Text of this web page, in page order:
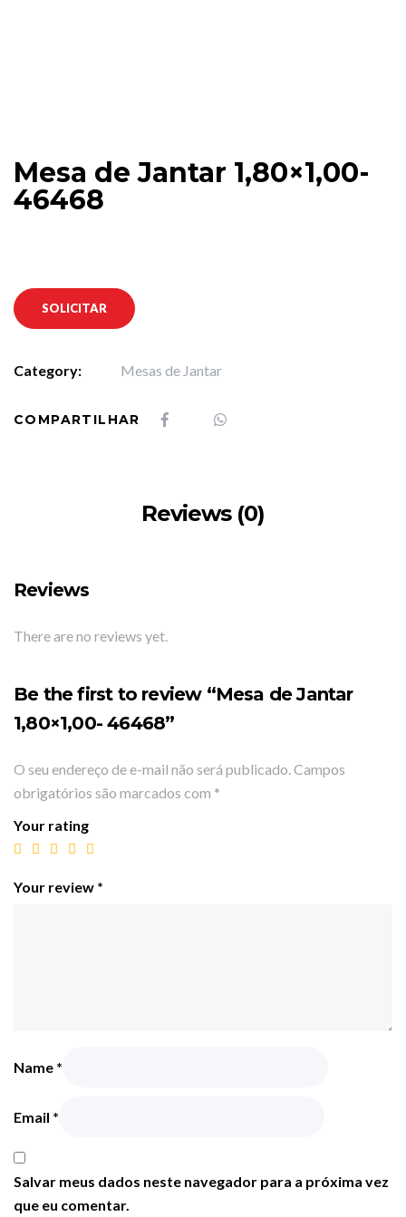
Mesa de Jantar 1,80×1,00-
46468
SOLICITAR
Category: Mesas de Jantar
COMPARTILHAR
Reviews (0)
Reviews
There are no reviews yet.
Be the first to review “Mesa de Jantar
1,80×1,00- 46468”
O seu endereço de e-mail não será publicado.Campos
obrigatórios são marcados com *
Your rating
Your review *
Name *
Email *
Salvar meus dados neste navegador para a próxima vez
que eu comentar.